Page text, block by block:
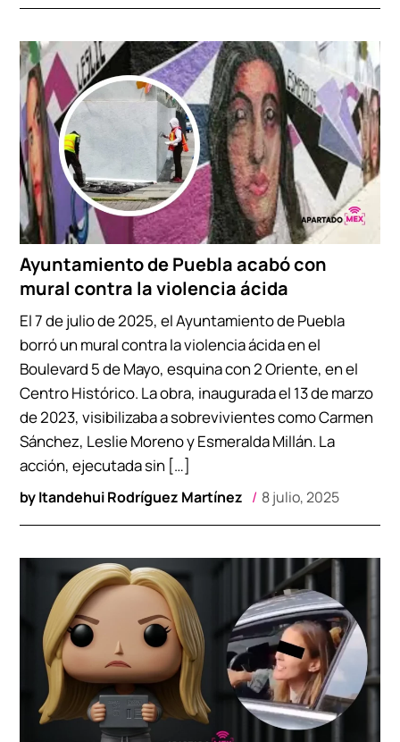
Ayuntamiento de Puebla acabó con
mural contra la violencia ácida
byItandehui Rodríguez Martínez 8 julio, 2025
El 7 de julio de 2025, el Ayuntamiento de Puebla
borró un mural contra la violencia ácida en el
Boulevard 5 de Mayo, esquina con 2 Oriente, en el
Centro Histórico. La obra, inaugurada el 13 de marzo
de 2023, visibilizaba a sobrevivientes como Carmen
Sánchez, Leslie Moreno y Esmeralda Millán. La
acción, ejecutada sin […]